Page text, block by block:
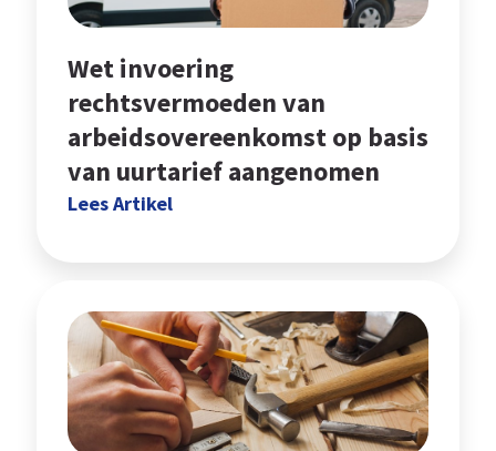
Wet invoering
rechtsvermoeden van
arbeidsovereenkomst op basis
van uurtarief aangenomen
Lees Artikel